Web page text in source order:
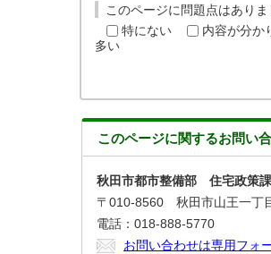
このページに問題点はあり
特にない
内容が分か
多い
このページに関するお問い
秋田市都市整備部 住宅政策課
〒010-8560 秋田市山王一丁
電話：018-888-5770
お問い合わせは専用フォ